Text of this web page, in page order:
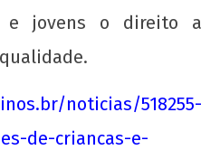
e jovens o direito a
noticias/518255-
de-criancas-e-